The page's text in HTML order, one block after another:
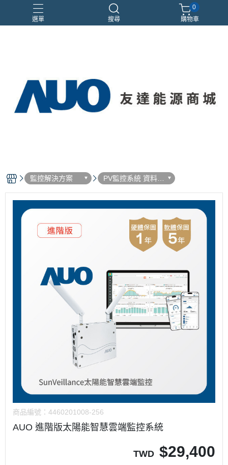
選單 搜尋
0
購物車
監控解決方案
PV監控系統 資料收
集器
商品編號： 4460201008-256
AUO 進階版太陽能智慧雲端監控系統
TWD $29,400